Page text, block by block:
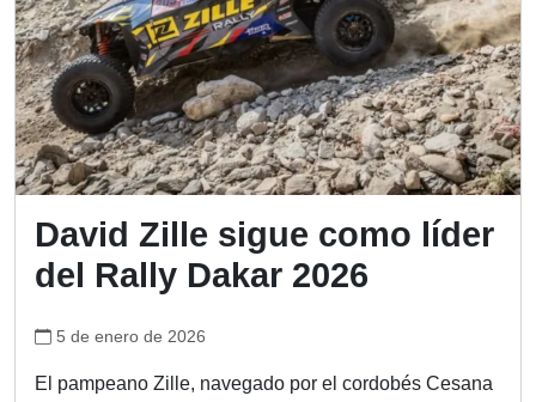
David Zille sigue como líder
del Rally Dakar 2026
5 de enero de 2026
El pampeano Zille, navegado por el cordobés Cesana